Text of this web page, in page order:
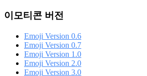
이모티콘 버전
Emoji Version 0.6
Emoji Version 0.7
Emoji Version 1.0
Emoji Version 2.0
Emoji Version 3.0